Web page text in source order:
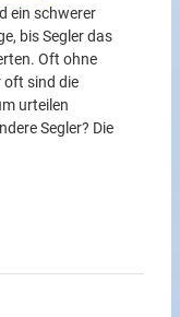
ein schwerer
bis Segler das
Oft ohne
oft sind die
urteilen
Segler? Die